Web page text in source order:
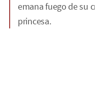
emana fuego de su
princesa.